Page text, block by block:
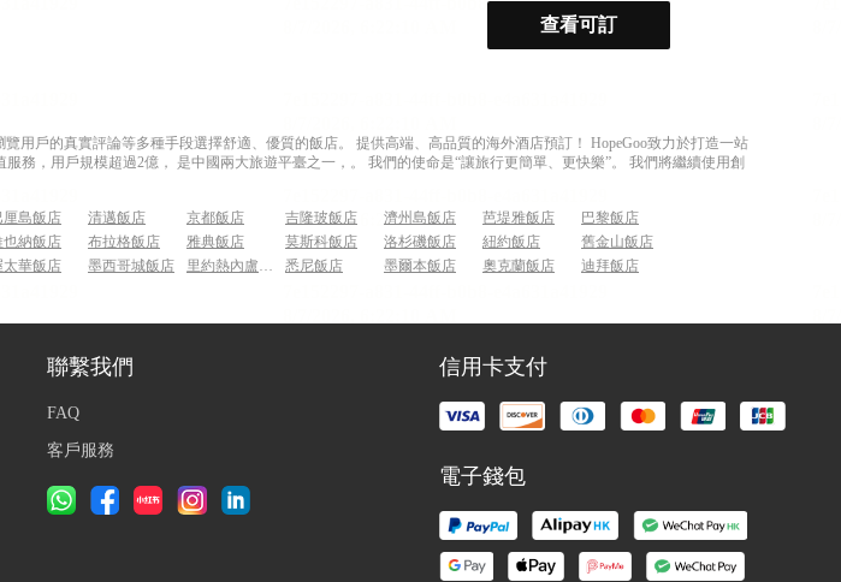
查看可訂
用戶的真實評論等多種手段選擇舒適、優質的飯店。 提供高端、高品質的海外酒店預訂！ HopeGoo致力於打造一站
務，用戶規模超過2億， 是中國兩大旅遊平臺之一，。 我們的使命是“讓旅行更簡單、更快樂”。 我們將繼續使用創
厘島飯店 清邁飯店 京都飯店 吉隆玻飯店 濟州島飯店 芭堤雅飯店
巴黎飯店
也納飯店 布拉格飯店 雅典飯店 莫斯科飯店 洛杉磯飯店 紐約飯店
舊金山飯店
太華飯店 墨西哥城飯店 里約熱內盧飯店 悉尼飯店 墨爾本飯店 奧克蘭飯店
迪拜飯店
聯繫我們
FAQ
客戶服務
信用卡支付
電子錢包